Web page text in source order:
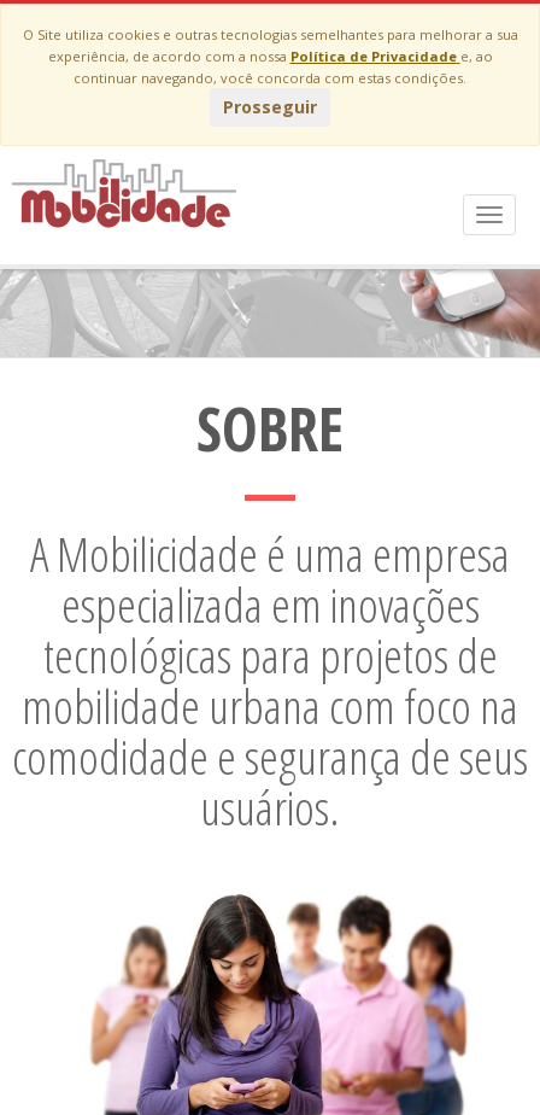
O Site utiliza cookies e outras tecnologias semelhantes para melhorar a sua
experiência, de acordo com a nossa Política de Privacidade e, ao
continuar navegando, você concorda com estas condições.
Prosseguir
Menu
Bem-vindo a Mobilicidade
Uma plataforma de acesso a serviço de mobilidade urbana.
SOBRE
A Mobilicidade é uma empresa
especializada em inovações
tecnológicas para projetos de
mobilidade urbana com foco na
comodidade e segurança de seus
usuários.